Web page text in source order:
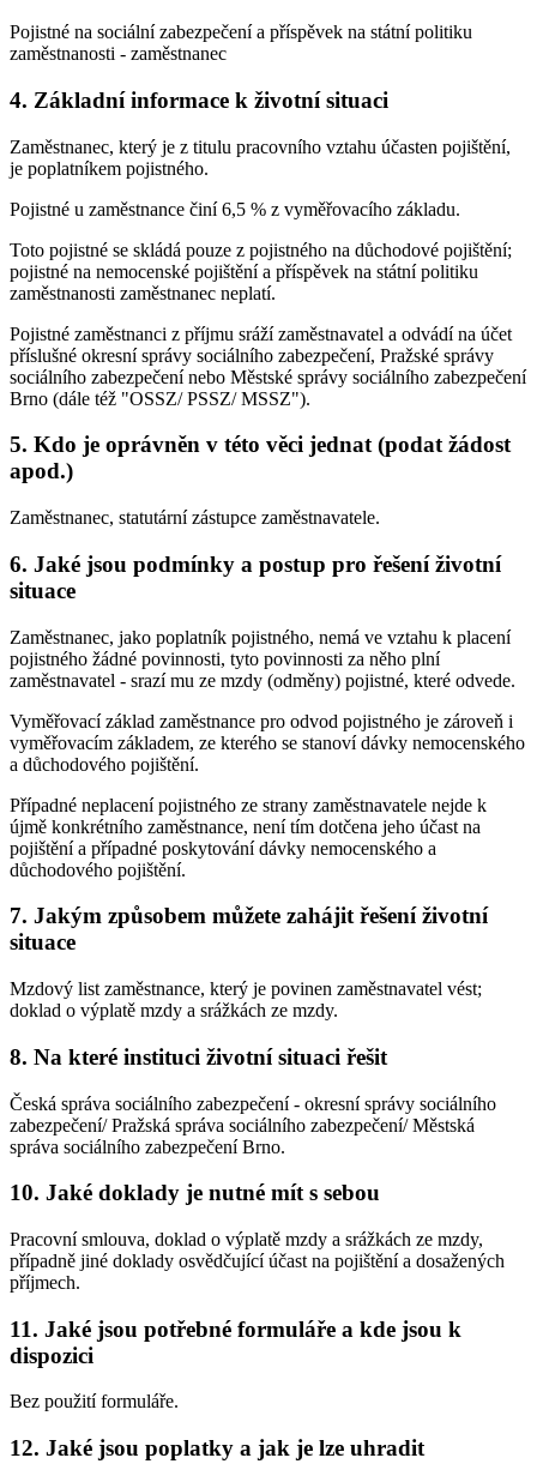
Pojistné na sociální zabezpečení a příspěvek na státní politiku
zaměstnanosti - zaměstnanec
4. Základní informace k životní situaci
Zaměstnanec, který je z titulu pracovního vztahu účasten pojištění,
je poplatníkem pojistného.
Pojistné u zaměstnance činí 6,5 % z vyměřovacího základu.
Toto pojistné se skládá pouze z pojistného na důchodové pojištění;
pojistné na nemocenské pojištění a příspěvek na státní politiku
zaměstnanosti zaměstnanec neplatí.
Pojistné zaměstnanci z příjmu sráží zaměstnavatel a odvádí na účet
příslušné okresní správy sociálního zabezpečení, Pražské správy
sociálního zabezpečení nebo Městské správy sociálního zabezpečení
Brno (dále též "OSSZ/ PSSZ/ MSSZ").
5. Kdo je oprávněn v této věci jednat (podat žádost
apod.)
Zaměstnanec, statutární zástupce zaměstnavatele.
6. Jaké jsou podmínky a postup pro řešení životní
situace
Zaměstnanec, jako poplatník pojistného, nemá ve vztahu k placení
pojistného žádné povinnosti, tyto povinnosti za něho plní
zaměstnavatel - srazí mu ze mzdy (odměny) pojistné, které odvede.
Vyměřovací základ zaměstnance pro odvod pojistného je zároveň i
vyměřovacím základem, ze kterého se stanoví dávky nemocenského
a důchodového pojištění.
Případné neplacení pojistného ze strany zaměstnavatele nejde k
újmě konkrétního zaměstnance, není tím dotčena jeho účast na
pojištění a případné poskytování dávky nemocenského a
důchodového pojištění.
7. Jakým způsobem můžete zahájit řešení životní
situace
Mzdový list zaměstnance, který je povinen zaměstnavatel vést;
doklad o výplatě mzdy a srážkách ze mzdy.
8. Na které instituci životní situaci řešit
Česká správa sociálního zabezpečení - okresní správy sociálního
zabezpečení/ Pražská správa sociálního zabezpečení/ Městská
správa sociálního zabezpečení Brno.
10. Jaké doklady je nutné mít s sebou
Pracovní smlouva, doklad o výplatě mzdy a srážkách ze mzdy,
případně jiné doklady osvědčující účast na pojištění a dosažených
příjmech.
11. Jaké jsou potřebné formuláře a kde jsou k
dispozici
Bez použití formuláře.
12. Jaké jsou poplatky a jak je lze uhradit